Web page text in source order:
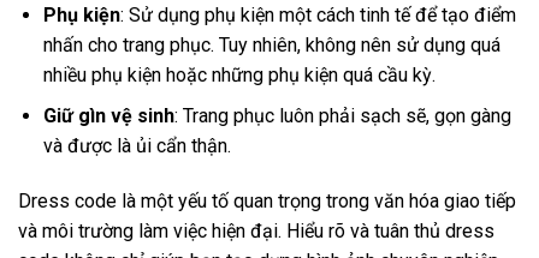
Phụ kiện: Sử dụng phụ kiện một cách tinh tế để tạo điểm
nhấn cho trang phục. Tuy nhiên, không nên sử dụng quá
nhiều phụ kiện hoặc những phụ kiện quá cầu kỳ.
Giữ gìn vệ sinh: Trang phục luôn phải sạch sẽ, gọn gàng
và được là ủi cẩn thận.
Dress code là một yếu tố quan trọng trong văn hóa giao tiếp
và môi trường làm việc hiện đại. Hiểu rõ và tuân thủ dress